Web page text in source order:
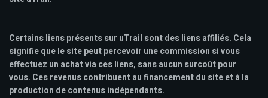
Certains liens présents sur uTrail sont des liens affiliés. Cela
signifie que le site peut percevoir une commission si vous
effectuez un achat via ces liens, sans aucun surcoût pour
vous. Ces revenus contribuent au financement du site et à la
production de contenus indépendants.